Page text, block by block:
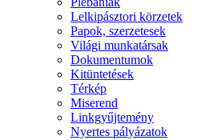
Lelkipásztori körzetek
Papok, szerzetesek
Világi munkatársak
Dokumentumok
Kitüntetések
Térkép
Miserend
Linkgyűjtemény
Nyertes pályázatok